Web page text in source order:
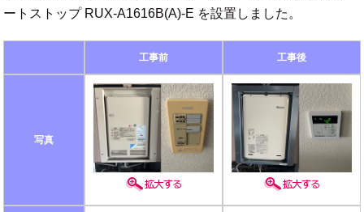
ートストップ RUX-A1616B(A)-E を設置しました。
工事前 工事後
写真